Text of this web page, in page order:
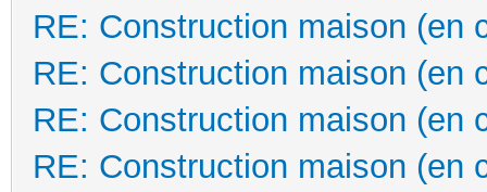
RE: Construction maison (en
RE: Construction maison (en
RE: Construction maison (en
RE: Construction maison (en